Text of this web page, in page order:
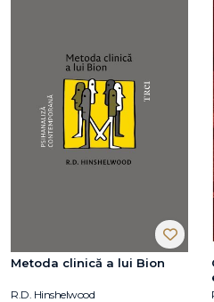
Metoda clinică a lui Bion
R.D. Hinshelwood